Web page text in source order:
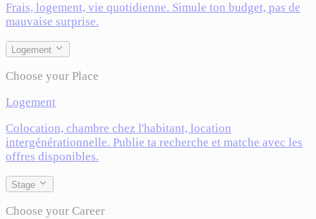
Frais, logement, vie quotidienne. Simule ton budget, pas de
mauvaise surprise.
Logement
Choose your Place
Logement
Colocation, chambre chez l'habitant, location
intergénérationnelle. Publie ta recherche et matche avec les
offres disponibles.
Stage
Choose your Career